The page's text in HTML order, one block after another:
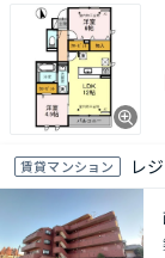
賃貸マンション レ